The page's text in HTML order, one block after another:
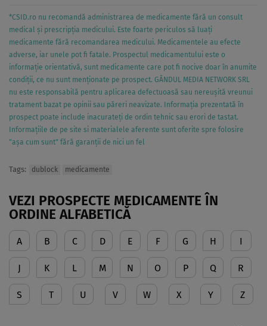
*CSID.ro nu recomandă administrarea de medicamente fără un consult
medical și prescripția medicului. Este foarte periculos să luați
medicamente fără recomandarea medicului. Medicamentele au efecte
adverse, iar unele pot fi fatale. Prospectul medicamentului este o
informație orientativă, sunt medicamente care pot fi nocive doar în anumite
condiții, ce nu sunt menționate pe prospect. GÂNDUL MEDIA NETWORK SRL
nu este responsabilă pentru aplicarea defectuoasă sau nereușită vreunui
tratament bazat pe opinii sau păreri neavizate. Informația prezentată în
prospect poate include inacurateți de ordin tehnic sau erori de tastat.
Informațiile de pe site si materialele aferente sunt oferite spre folosire
"așa cum sunt" fără garanții de nici un fel
Tags: dublock medicamente
VEZI PROSPECTE MEDICAMENTE ÎN
ORDINE ALFABETICĂ
A B C D E F G H I
J K L M N O P Q R
S T U V W X Y Z